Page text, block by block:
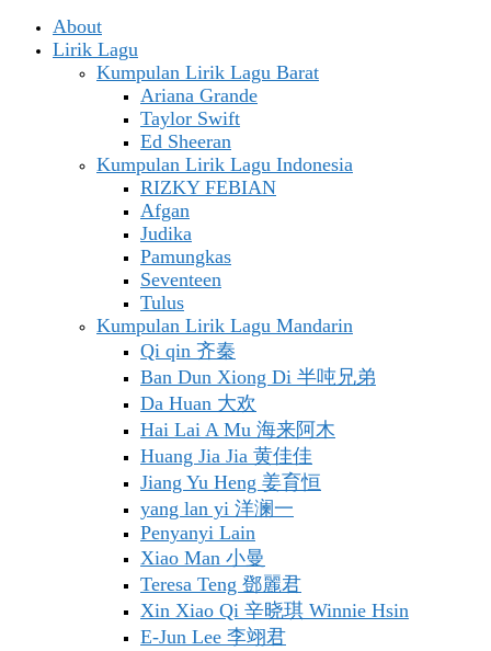
About
Lirik Lagu
Kumpulan Lirik Lagu Barat
Ariana Grande
Taylor Swift
Ed Sheeran
Kumpulan Lirik Lagu Indonesia
RIZKY FEBIAN
Afgan
Judika
Pamungkas
Seventeen
Tulus
Kumpulan Lirik Lagu Mandarin
Qi qin 齐秦
Ban Dun Xiong Di 半吨兄弟
Da Huan 大欢
Hai Lai A Mu 海来阿木
Huang Jia Jia 黄佳佳
Jiang Yu Heng 姜育恒
yang lan yi 洋澜一
Penyanyi Lain
Xiao Man 小曼
Teresa Teng 鄧麗君
Xin Xiao Qi 辛晓琪 Winnie Hsin
E-Jun Lee 李翊君